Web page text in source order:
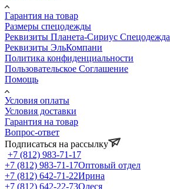
Гарантия на товар
Размеры спецодежды
Реквизиты Планета-Сириус Спецодежда
Реквизиты ЭльКомпани
Политика конфиденциальности
Пользовательское Соглашение
Помощь
Условия оплаты
Условия доставки
Гарантия на товар
Вопрос-ответ
Подписаться на рассылку
+7 (812) 983-71-17
+7 (812) 983-71-17Оптовый отдел
+7 (812) 642-71-22Ирина
+7 (812) 642-22-73Олеся